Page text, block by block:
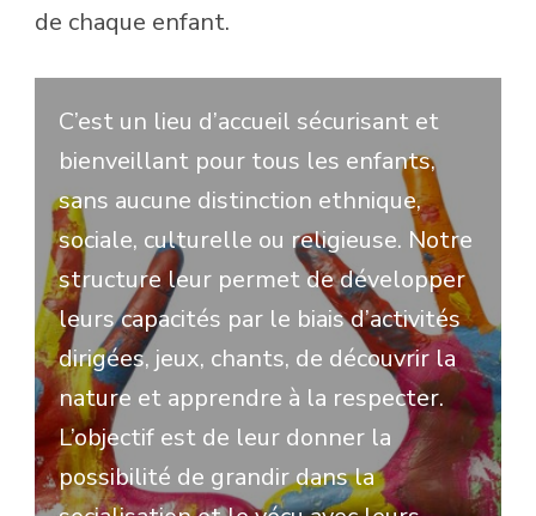
de chaque enfant.
C’est un lieu d’accueil sécurisant et
bienveillant pour tous les enfants,
sans aucune distinction ethnique,
sociale, culturelle ou religieuse. Notre
structure leur permet de développer
leurs capacités par le biais d’activités
dirigées, jeux, chants, de découvrir la
nature et apprendre à la respecter.
L’objectif est de leur donner la
possibilité de grandir dans la